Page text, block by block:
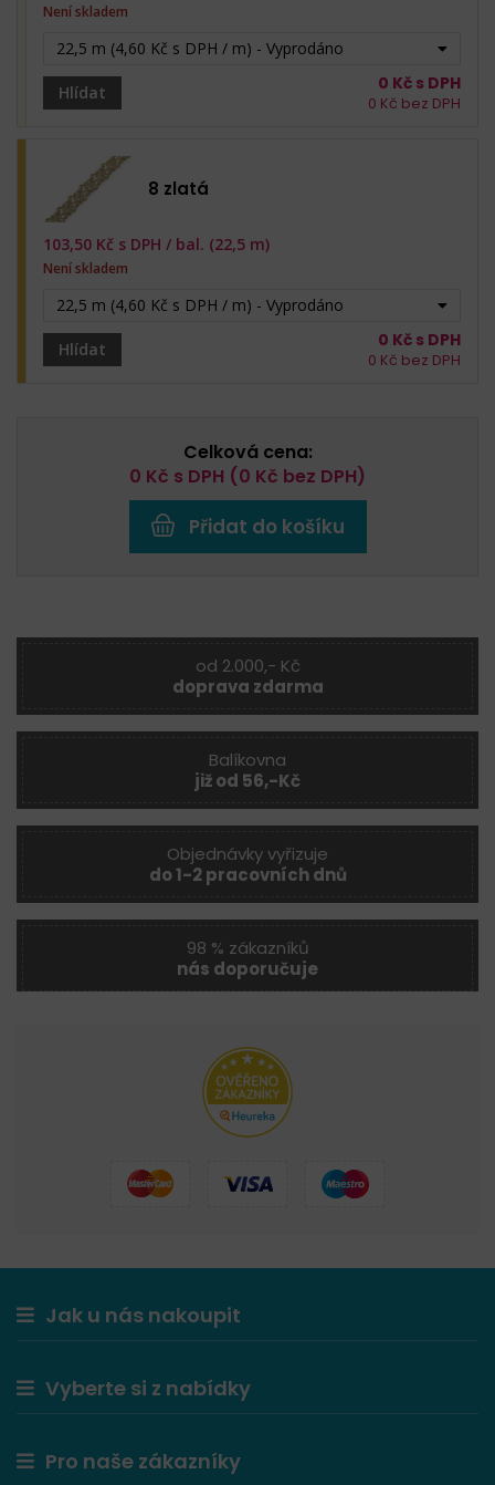
22,5 m (4,60 Kč s DPH / m) - Vyprodáno
Hlídat
Není skladem
0 Kč s DPH
0 Kč bez DPH
8 zlatá
22,5 m (4,60 Kč s DPH / m) - Vyprodáno
Hlídat
103,50 Kč s DPH / bal. (22,5 m)
Není skladem
0 Kč s DPH
0 Kč bez DPH
Celková cena:
0 Kč s DPH (0 Kč bez DPH)
Přidat do košíku
od 2.000,- Kč
doprava zdarma
Balíkovna
již od 56,-Kč
Objednávky vyřizuje
do 1-2 pracovních dnů
98 % zákazníků
nás doporučuje
Jak u nás nakoupit
Vyberte si z nabídky
Pro naše zákazníky